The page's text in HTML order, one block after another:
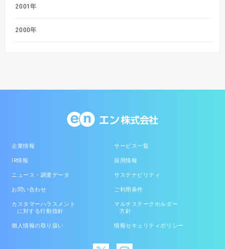
2001年
2000年
企業情報 サービス一覧
IR情報 採用情報
ニュース・調査データ サステナビリティ
お問い合わせ ご利用条件
カスタマーハラスメント
に対する行動指針
マルチステークホルダー
方針
個人情報の取り扱い 情報セキュリティポリシー